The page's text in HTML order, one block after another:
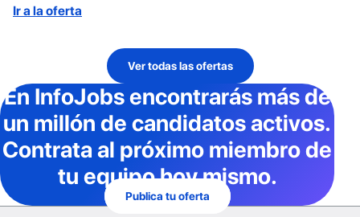
Ir a la oferta
Ver todas las ofertas
En InfoJobsencontrarás más de
un millón de candidatos activos.
Contrata al próximo miembro de
tu equipo hoy mismo.
Publica tu oferta